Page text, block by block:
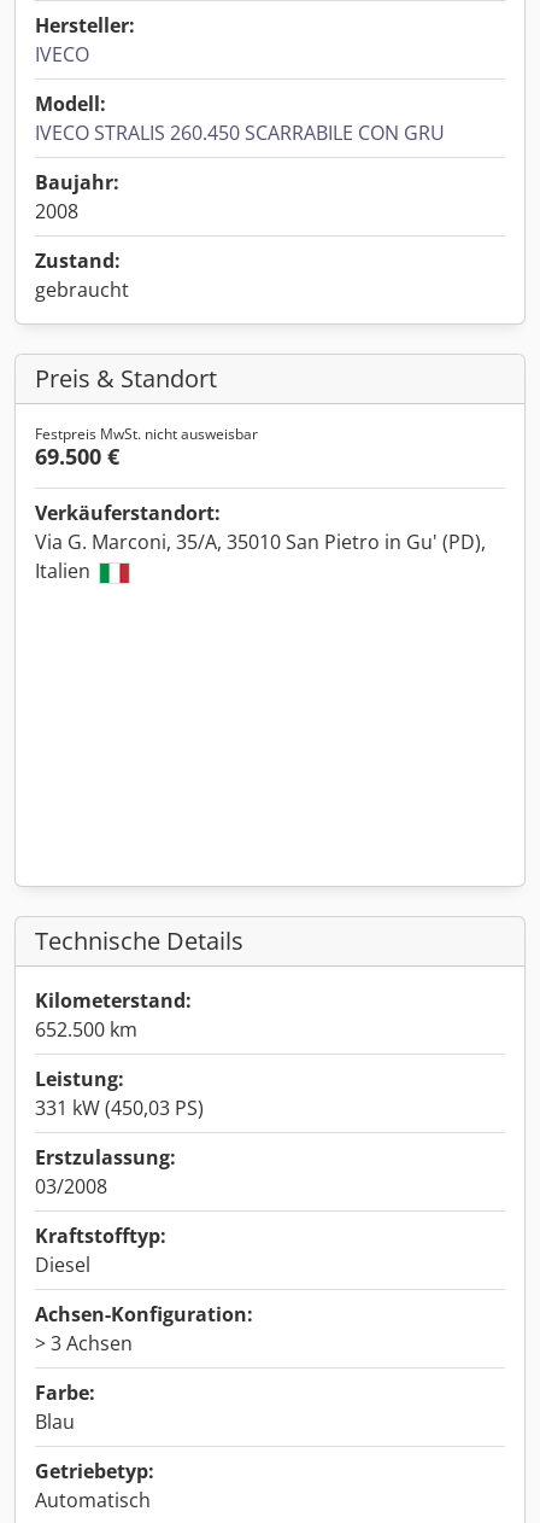
Hersteller:
IVECO
Modell:
IVECO STRALIS 260.450 SCARRABILE CON GRU
Baujahr:
2008
Zustand:
gebraucht
Preis & Standort
Festpreis MwSt. nicht ausweisbar
69.500 €
Verkäuferstandort:
Via G. Marconi, 35/A, 35010 San Pietro in Gu' (PD),
Italien
Technische Details
Kilometerstand:
652.500 km
Leistung:
331 kW (450,03 PS)
Erstzulassung:
03/2008
Kraftstofftyp:
Diesel
Achsen-Konfiguration:
> 3 Achsen
Farbe:
Blau
Getriebetyp:
Automatisch